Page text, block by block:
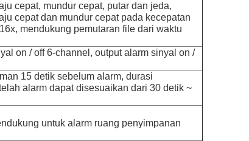
cepat, mundur cepat, putar dan jeda,
cepat dan mundur cepat pada kecepatan
mendukung pemutaran file dari waktu
on / off 6-channel, output alarm sinyal on /
15 detik sebelum alarm, durasi
alarm dapat disesuaikan dari 30 detik ~
untuk alarm ruang penyimpanan